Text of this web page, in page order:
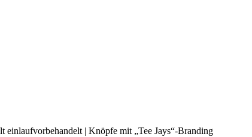
| Knöpfe mit „Tee Jays“-Branding